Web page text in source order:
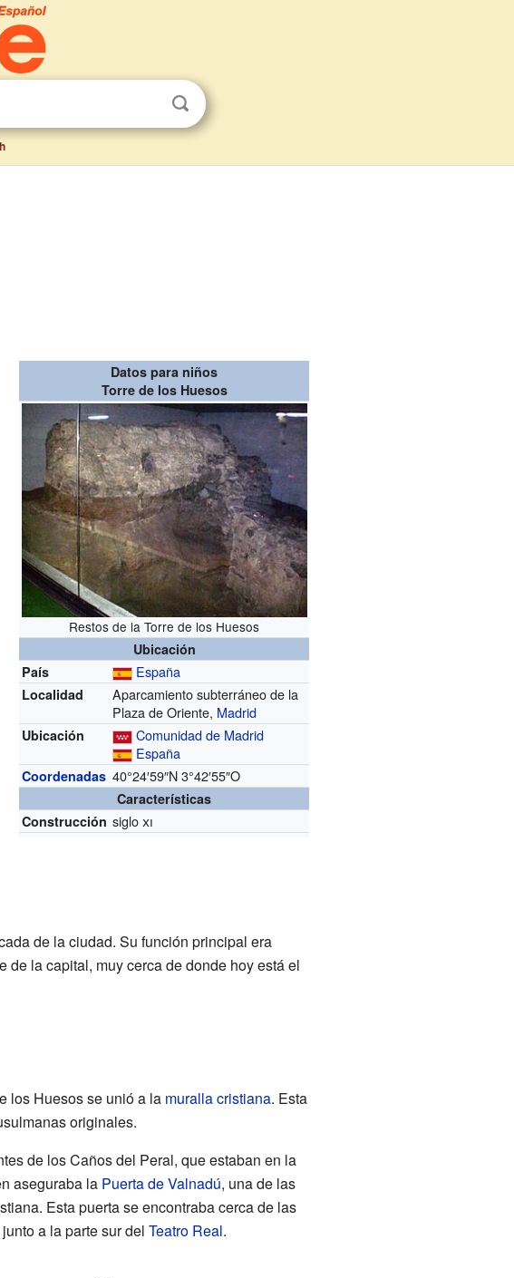
Datos para niños
Torre de los Huesos
Restos de la Torre de los Huesos
Ubicación
País
España
Localidad
Aparcamiento subterráneo de la
Plaza de Oriente, Madrid
Ubicación
Comunidad de Madrid
España
Coordenadas 40°24′59″N 3°42′55″O
Características
Construcción sigloxi
de la ciudad. Su función principal era
la capital, muy cerca de donde hoy está el
los Huesos se unió a la muralla cristiana. Esta
originales.
de los Caños del Peral, que estaban en la
aseguraba la Puerta de Valnadú, una de las
Esta puerta se encontraba cerca de las
a la parte sur del Teatro Real.